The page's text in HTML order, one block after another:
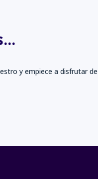
y empiece a disfrutar